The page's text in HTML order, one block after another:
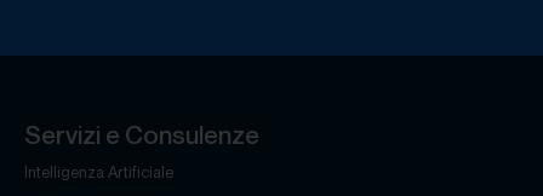
Servizi e Consulenze
Intelligenza Artificiale